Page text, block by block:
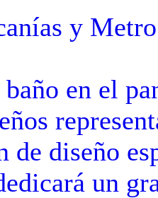
y
en el
de diseño
un